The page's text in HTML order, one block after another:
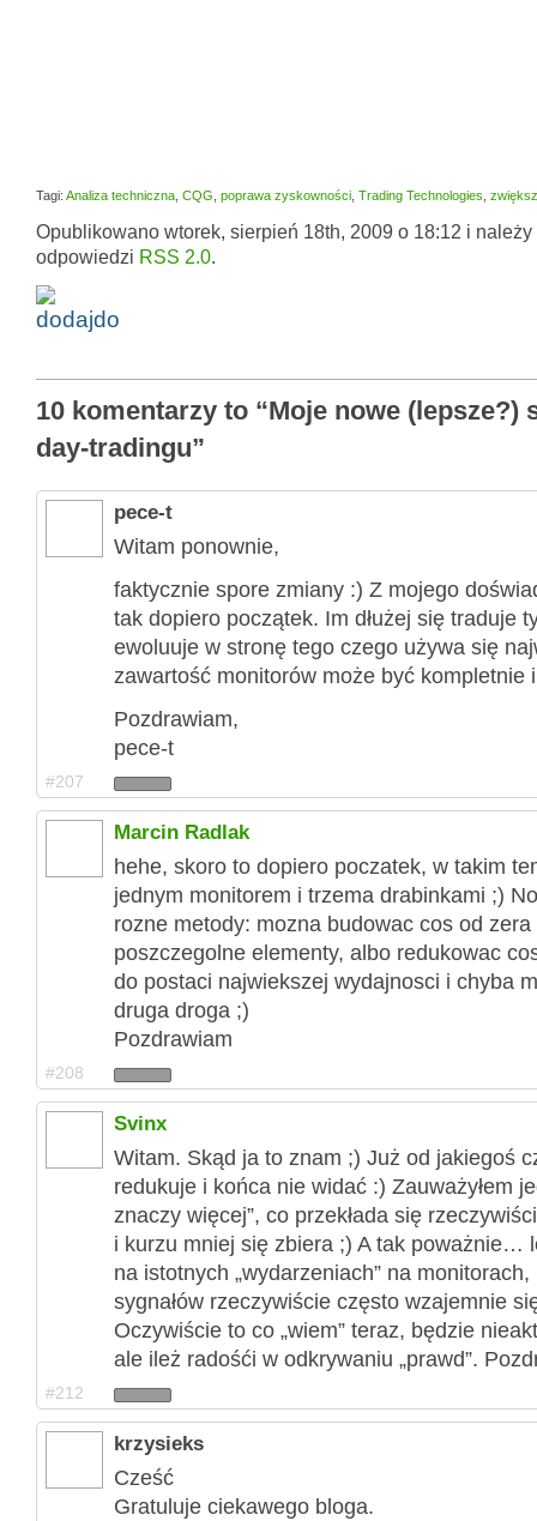
Tagi: Analiza techniczna CQG poprawa zyskowności Trading Technologies
Opublikowano wtorek, sierpień 18th, 2009 o 18:12 i
odpowiedzi RSS 2.0.
10 komentarzy to “Moje nowe (lepsze?)
day-tradingu”
pece-t
Witam ponownie,
faktycznie spore zmiany :) Z mojego
tak dopiero początek. Im dłużej się traduje
ewoluuje w stronę tego czego używa się
zawartość monitorów może być kompletnie
Pozdrawiam,
pece-t
#207
Marcin Radlak
hehe, skoro to dopiero poczatek, w takim
jednym monitorem i trzema drabinkami ;)
rozne metody: mozna budowac cos od zera
poszczegolne elementy, albo redukowac
do postaci najwiekszej wydajnosci i chyba
druga droga ;)
Pozdrawiam
#208
Svinx
Witam. Skąd ja to znam ;) Już od jakiegoś
redukuje i końca nie widać :) Zauważyłem
znaczy więcej”, co przekłada się
i kurzu mniej się zbiera ;) A tak poważnie…
na istotnych „wydarzeniach” na monitorach,
sygnałów rzeczywiście często wzajemnie
Oczywiście to co „wiem” teraz, będzie
ale ileż radośći w odkrywaniu „prawd”.
#212
krzysieks
Cześć
Gratuluje ciekawego bloga.